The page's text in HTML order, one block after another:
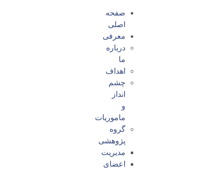
صفحه
اصلی
معرفی
درباره
ما
اهداف
چشم
انداز
و
ماموریات
گروه
پژوهشی
مدیریت
اعضای